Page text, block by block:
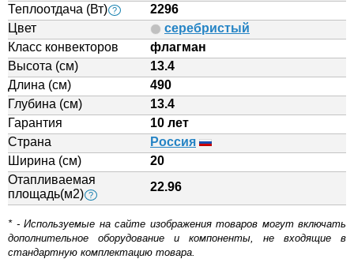
Теплоотдача (Вт) ?
2296
Цвет
серебристый
Класс конвекторов
флагман
Высота (см)
13.4
Длина (см)
490
Глубина (см)
13.4
Гарантия
10 лет
Страна
Россия
Ширина (см)
20
Отапливаемая
площадь(м2) ?
22.96
* - Используемые на сайте изображения товаров могут включать
дополнительное оборудование и компоненты, не входящие в
стандартную комплектацию товара.